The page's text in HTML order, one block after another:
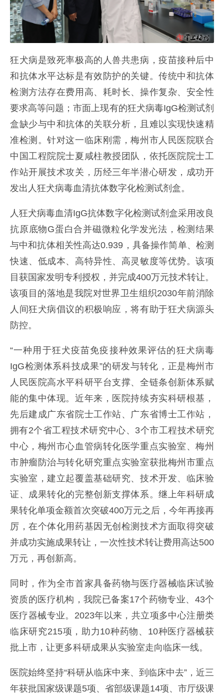
狂犬病是致死率极高的人兽共患病，疫苗接种后中
和抗体水平达标是有效防护的关键。传统中和抗体
检测方法存在费用高、耗时长、操作复杂、安全性
要求高等问题；市面上现有的狂犬病毒IgG检测试剂
盒缺少与中和抗体的关联分析，且难以实现快速精
准检测。针对这一临床刚需，梅州市人民医院联合
中国工程院院士夏咸柱教授团队，依托医院院士工
作站开展技术攻关，历经三年半潜心研发，成功开
发出人狂犬病毒血清抗体数字化检测试剂盒。
人狂犬病毒血清IgG抗体数字化检测试剂盒采用改良
抗原底物G蛋白合并磁微粒化学发光法，检测结果
与中和抗体相关性高达0.939，具备操作简单、检测
快速、低成本、高特异性、高灵敏度等优势。该项
目获国家发明专利授权，并完成400万元技术转让。
该项目的落地是我院对世界卫生组织2030年前消除
人间狂犬病倡议的积极响应，将有助于狂犬病源头
防控。
“一种用于狂犬疫苗免疫接种效果评估的狂犬病毒
IgG检测体系科技成果”的研发与转化，正是梅州市
人民医院高水平科研平台支撑、全链条创新体系赋
能的集中体现。近年来，医院持续夯实科研根基，
先后建成广东省院士工作站、广东省博士工作站，
拥有2个省工程技术研究中心、3个市工程技术研究
中心，梅州市心血管病转化医学重点实验室、梅州
市肿瘤防治与转化研究重点实验室获批梅州市重点
实验室，建立起覆盖基础研究、技术开发、临床验
证、成果转化的完整创新支撑体系。继上年科研成
果转化单项金额首次突破400万元之后，今年再接再
厉，在个体化用药基因无创检测技术方面取得突破
并成功实施成果转让，一次性技术转让费用高达500
万元，再创新高。
同时，作为全市首家具备药物与医疗器械临床试验
资质的医疗机构，我院已备案17个药物专业、43个
医疗器械专业。2023年以来，共立项多中心注册类
临床研究215项，助力10种药物、10种医疗器械获
批上市，让更多科研成果从实验室走向临床一线。
医院始终坚持“科研从临床中来、到临床中去”，近三
年获批国家级课题5项、省部级课题14项、市厅级课